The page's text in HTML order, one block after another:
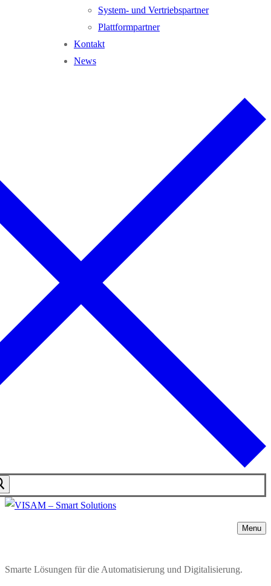
System- und Vertriebspartner
Plattformpartner
Kontakt
News
Menu
Smarte Lösungen für die Automatisierung und Digitalisierung.